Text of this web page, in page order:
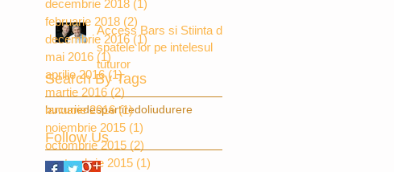
Access Bars si Stiinta din
spatele lor pe intelesul
tuturor
bucuriedespartiredoliudurere
Search By Tags
decembrie 2018 (1)
februarie 2018 (2)
decembrie 2016 (1)1 postare
mai 2016 (1) 1 postare
aprilie 2016 (1)1 postare
martie 2016 (2)
ianuarie 2016 (1)1 postare
noiembrie 2015 (1)
octombrie 2015 (2)
septembrie 2015 (1)
Follow Us